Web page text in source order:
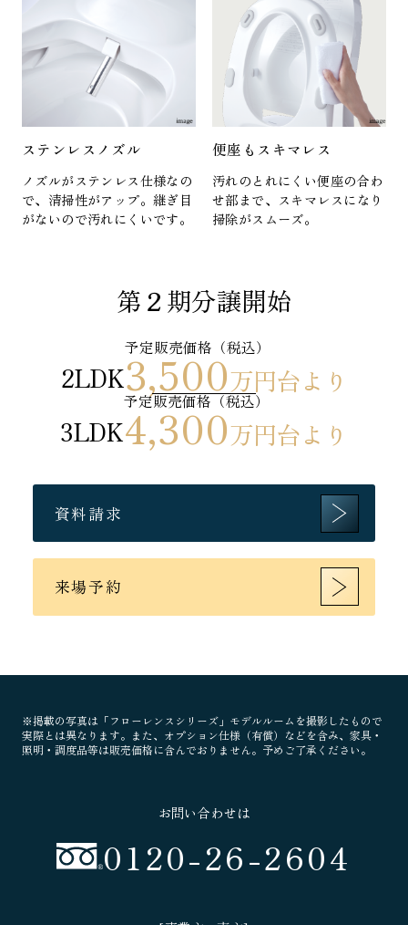
ステンレスノズル
ノズルがステンレス仕様なの
で、清掃性がアップ。継ぎ目
がないので汚れにくいです。
便座もスキマレス
汚れのとれにくい便座の合わ
せ部まで、スキマレスになり
掃除がスムーズ。
第２期分譲開始
2LDK
予定販売価格（税込）
3,500万円台より
3LDK
予定販売価格（税込）
4,300万円台より
資料請求
来場予約
※掲載の写真は「フローレンスシリーズ」モデルルームを撮影したもので
実際とは異なります。また、オプション仕様（有償）などを含み、家具・
照明・調度品等は販売価格に含んでおりません。予めご了承ください。
お問い合わせは
0120-26-2604